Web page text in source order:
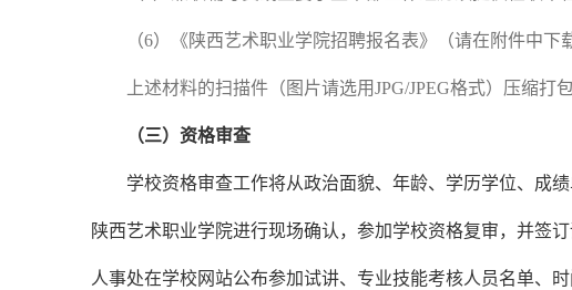
（6）《陕西艺术职业学院招聘报名表》（请在附件中下
上述材料的扫描件（图片请选用JPG/JPEG格式）压缩打
（三）资格审查
学校资格审查工作将从政治面貌、年龄、学历学位、成
陕西艺术职业学院进行现场确认，参加学校资格复审，并签
人事处在学校网站公布参加试讲、专业技能考核人员名单、时